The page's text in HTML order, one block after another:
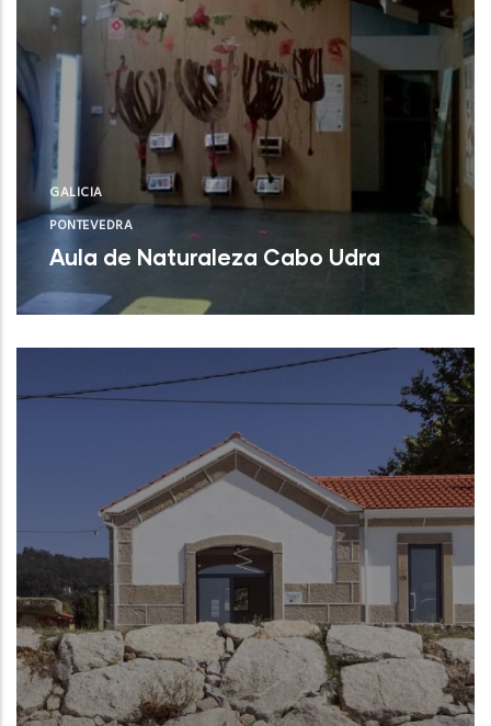
GALICIA
PONTEVEDRA
Aula de Naturaleza Cabo Udra
Bueu (Pontevedra)